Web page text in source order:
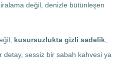
değil, denizle bütünleşen
kusursuzlukta gizli sadelik
detay, sessiz bir sabah kahvesi ya